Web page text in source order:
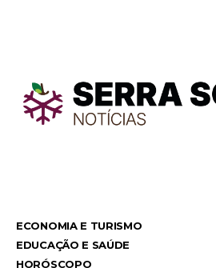
ECONOMIA E TURISMO
EDUCAÇÃO E SAÚDE
HORÓSCOPO